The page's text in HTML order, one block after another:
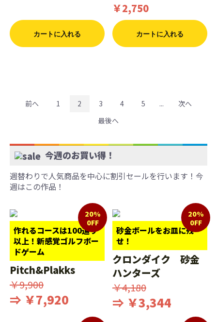
カートに入れる
￥2,750
カートに入れる
前へ 1 2 3 4 5 ...
次へ
最後へ
今週のお買い得！
週替わりで人気商品を中心に割引セールを行います！今
週はこの作品！
作れるコースは100通り
以上！新感覚ゴルフボー
ドゲーム
20%
0FF
Pitch&Plakks
￥9,900
⇒ ￥7,920
砂金ボールをお皿に残
せ！
20%
0FF
クロンダイク 砂金
ハンターズ
￥4,180
⇒ ￥3,344